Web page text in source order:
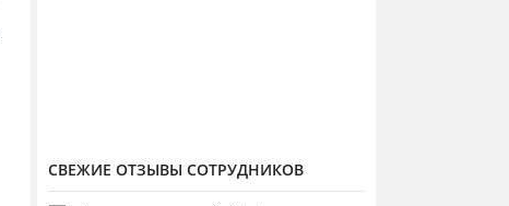
СВЕЖИЕ ОТЗЫВЫ СОТРУДНИКОВ